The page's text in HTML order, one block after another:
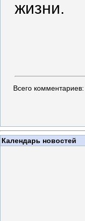
жизни.
Всего комментариев:
Календарь новостей